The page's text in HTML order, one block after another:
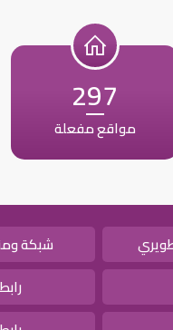
297
مواقع مفعلة
شبكة